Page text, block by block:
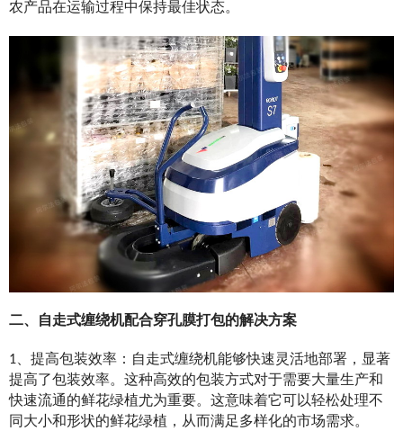
农产品在运输过程中保持最佳状态。
二、自走式缠绕机配合穿孔膜打包的解决方案
1、提高包装效率：自走式缠绕机能够快速灵活地部署，显著
提高了包装效率。这种高效的包装方式对于需要大量生产和
快速流通的鲜花绿植尤为重要。这意味着它可以轻松处理不
同大小和形状的鲜花绿植，从而满足多样化的市场需求。